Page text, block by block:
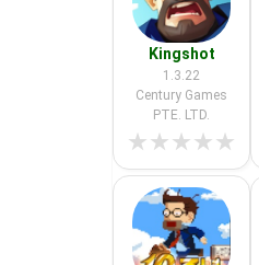
Kingshot
1.3.22
Century Games
PTE. LTD.
★★★★★